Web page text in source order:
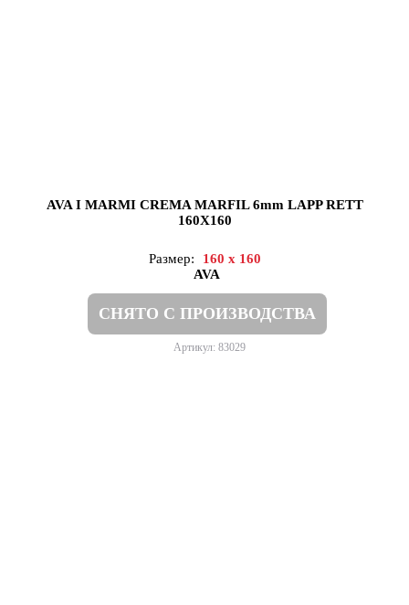
AVA I MARMI CREMA MARFIL 6mm LAPP RETT
160X160
Размер:
160 x 160
AVA
СНЯТО С ПРОИЗВОДСТВА
Артикул: 83029